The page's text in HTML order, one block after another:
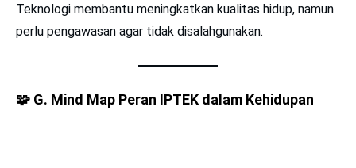
Teknologi membantu meningkatkan kualitas hidup, namun
perlu pengawasan agar tidak disalahgunakan.
🧩 G. Mind Map Peran IPTEK dalam Kehidupan